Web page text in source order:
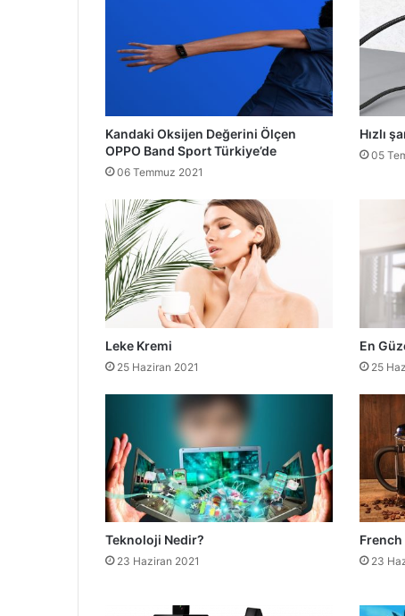
Kandaki Oksijen Değerini Ölçen
OPPO Band Sport Türkiye’de
06 Temmuz 2021
Hızlı
05
Leke Kremi
25 Haziran 2021
En
25
Teknoloji Nedir?
23 Haziran 2021
French
23